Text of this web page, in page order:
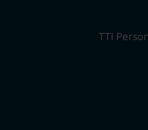
TTI